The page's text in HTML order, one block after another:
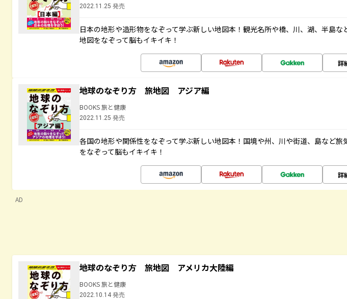
2022.11.25 発売
日本の地形や造形物をなぞって学ぶ新しい地図本！観光名所や橋、川、湖、半島な
地図をなぞって脳もイキイキ！
詳
地球のなぞり方 旅地図 アジア編
BOOKS 旅と健康
2022.11.25 発売
各国の地形や関係性をなぞって学ぶ新しい地図本！国境や州、川や街道、島など旅
をなぞって脳もイキイキ！
詳
AD
地球のなぞり方 旅地図 アメリカ大陸編
BOOKS 旅と健康
2022.10.14 発売